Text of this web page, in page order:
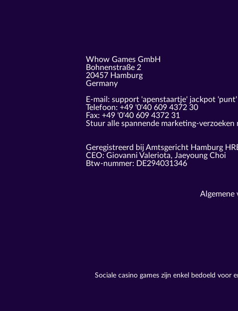
Whow Games GmbH
Bohnenstraße 2
20457 Hamburg
Germany
E-mail: support 'apenstaartje' jackpot 'punt'
Telefoon: +49 '0'40 609 4372 30
Fax: +49 '0'40 609 4372 31
Stuur alle spannende marketing-
Geregistreerd bij Amtsgericht Hamburg
CEO: Giovanni Valeriota, Jaeyoung Choi
Btw-nummer: DE294031346
Algemene
Sociale casino games zijn enkel bedoeld